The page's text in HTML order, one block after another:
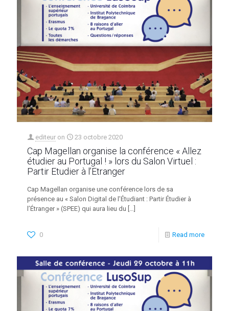
editeur on 23 octobre 2020
Cap Magellan organise la conférence « Allez
étudier au Portugal ! » lors du Salon Virtuel :
Partir Etudier à l’Etranger
Cap Magellan organise une conférence lors de sa
présence au « Salon Digital de l’Étudiant : Partir Étudier à
l’Étranger » (SPEE) qui aura lieu du […]
0 Read more